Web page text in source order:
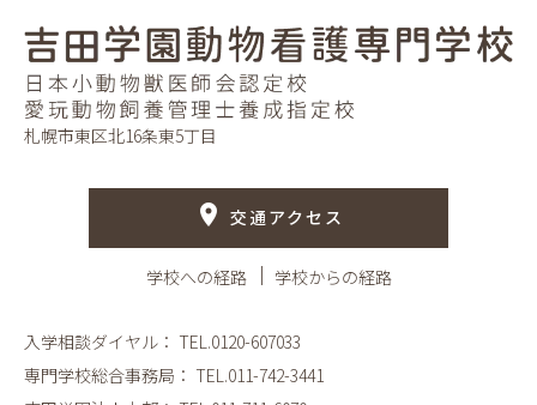
札幌市東区北16条東5丁目
交通アクセス
学校への経路 学校からの経路
入学相談ダイヤル： TEL.0120-607033
専門学校総合事務局： TEL.011-742-3441